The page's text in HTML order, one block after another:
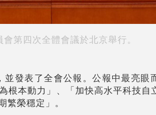
第四次全體會議於北京舉行。
發表了全會公報。公報中最亮眼
根本動力」、「加快高水平科技自
榮穩定」。